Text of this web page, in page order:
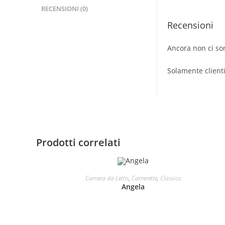
RECENSIONI (0)
Recensioni
Ancora non ci
Solamente
Prodotti correlati
LEGGI TUTTO
Camera da Letto, Camerette, Classico
Angela